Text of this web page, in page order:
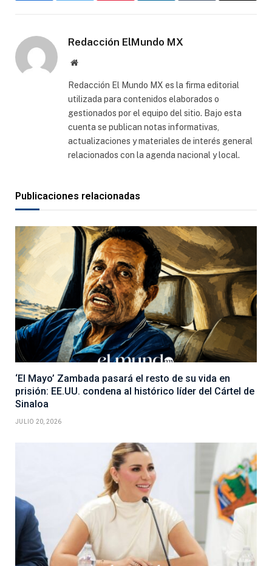
Redacción ElMundo MX
Sitio
Redacción El Mundo MX es la firma editorial
utilizada para contenidos elaborados o
gestionados por el equipo del sitio. Bajo esta
cuenta se publican notas informativas,
actualizaciones y materiales de interés general
relacionados con la agenda nacional y local.
Publicaciones relacionadas
‘El Mayo’ Zambada pasará el resto de su vida en
prisión: EE.UU. condena al histórico líder del Cártel de
Sinaloa
JULIO 20, 2026